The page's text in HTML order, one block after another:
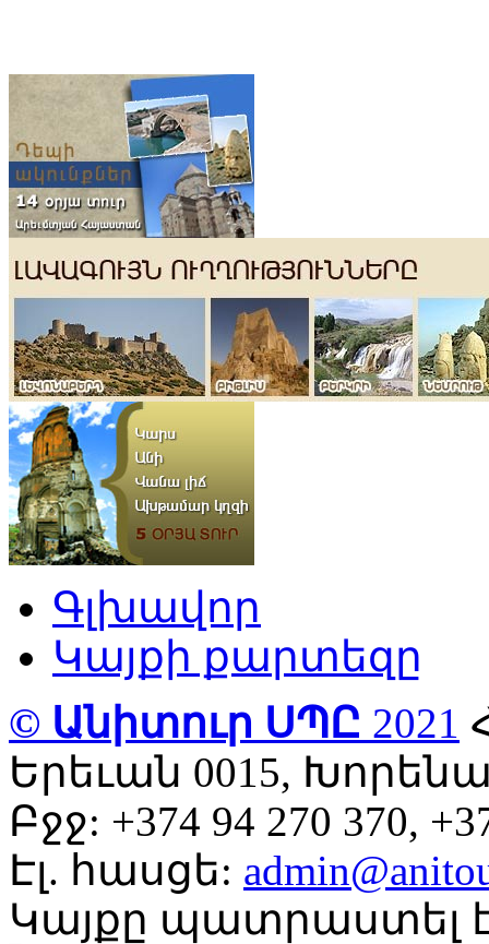
Գլխավոր
Կայքի քարտեզը
© Անիտուր ՍՊԸ 2021
Երեւան 0015,
Բջջ: +374 94 270 370,
Էլ. հասցե:
Կայքը պատրաստել